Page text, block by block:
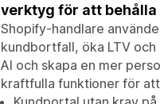
verktyg för att behålla
Shopify-handlare
kundbortfall, öka LTV
AI och skapa en mer
kraftfulla funktioner för